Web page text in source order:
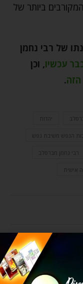
ביותר של
של רבי נחמן
עכשיו, וכן
.
יהדות
הנפש משיבת נפש
רבי נחמן מברסלב
אישית
The 11th of